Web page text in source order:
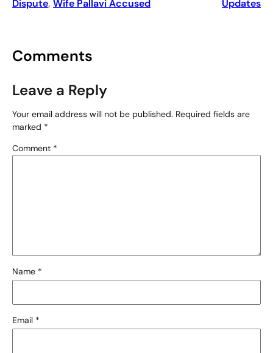
Dispute, Wife Pallavi Accused
Updates
Comments
Leave a Reply
Your email address will not be published. Required fields are
marked *
Comment *
Name *
Email *